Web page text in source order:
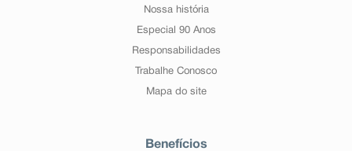
Nossa história
Especial 90 Anos
Responsabilidades
Trabalhe Conosco
Mapa do site
Benefícios